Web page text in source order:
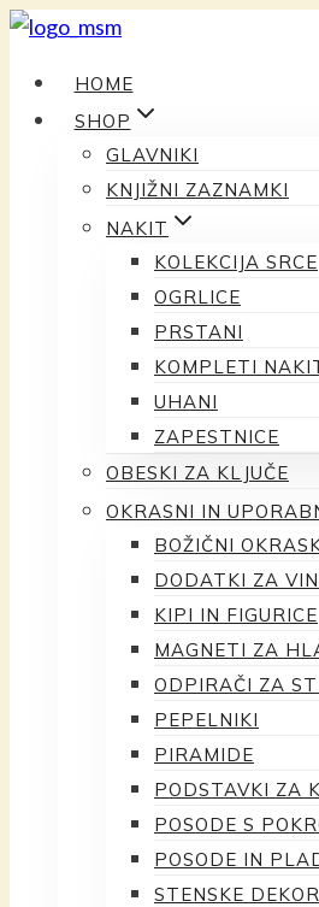
Preskoči
vsebinoHOME
SHOP
GLAVNIKI
KNJIŽNI ZAZNAMKI
NAKIT
KOLEKCIJA SRCE
OGRLICE
PRSTANI
KOMPLETI
UHANI
ZAPESTNICE
OBESKI ZA KLJUČE
OKRASNI IN
BOŽIČNI
DODATKI ZA
KIPI IN FIGURICE
MAGNETI ZA
ODPIRAČI ZA
PEPELNIKI
PIRAMIDE
PODSTAVKI ZA
POSODE S
POSODE IN
STENSKE